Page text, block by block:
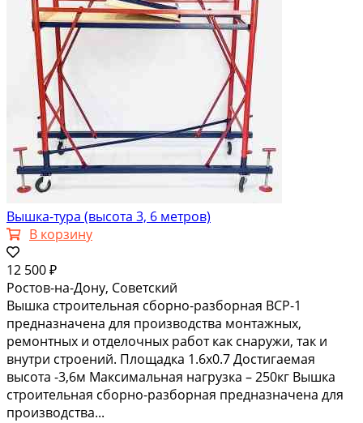
Вышка-тура (высота 3, 6 метров)
В корзину
12 500 ₽
Ростов-на-Дону, Советский
Вышка строительная сборно-разборная ВСР-1
предназначена для производства монтажных,
ремонтных и отделочных работ как снаружи, так и
внутри строений. Площадка 1.6х0.7 Достигаемая
высота -3,6м Максимальная нагрузка – 250кг Вышка
строительная сборно-разборная предназначена для
производства...